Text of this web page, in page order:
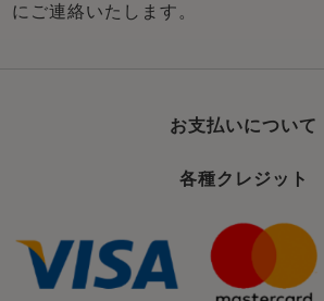
にご連絡いたします。
お支払いについて
各種クレジット